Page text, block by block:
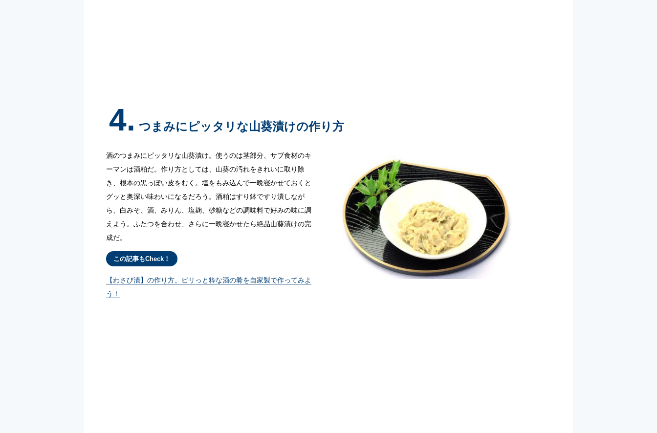
4. つまみにピッタリな山葵漬けの作り方
酒のつまみにピッタリな山葵漬け。使うのは茎部分、サブ食材のキ
ーマンは酒粕だ。作り方としては、山葵の汚れをきれいに取り除
き、根本の黒っぽい皮をむく。塩をもみ込んで一晩寝かせておくと
グッと奥深い味わいになるだろう。酒粕はすり鉢ですり潰しなが
ら、白みそ、酒、みりん、塩麹、砂糖などの調味料で好みの味に調
えよう。ふたつを合わせ、さらに一晩寝かせたら絶品山葵漬けの完
成だ。
この記事もCheck！
【わさび漬】の作り方。ピリっと粋な酒の肴を自家製で作ってみよ
う！